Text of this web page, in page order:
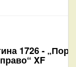
1726 -
XF